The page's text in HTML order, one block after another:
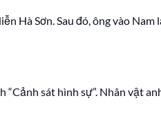
Hà Sơn. Sau đó, ông vào Nam
sát hình sự”. Nhân vật